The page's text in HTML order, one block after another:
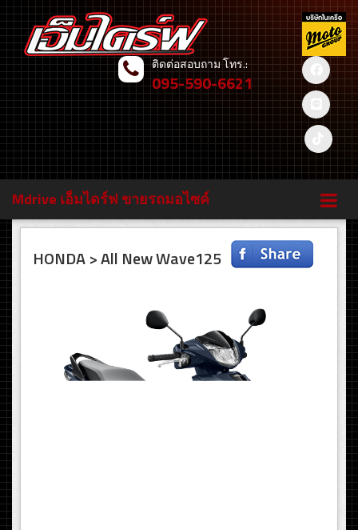
ติดต่อสอบถาม โทร.:
095-590-6621
Mdrive เอ็มไดร์ฟ ขายรถมอไซค์
HONDA > All New Wave125